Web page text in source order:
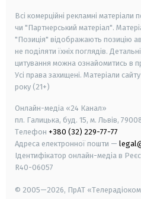
Всі комерційні рекламні
чи "Партнерський матеріал".
"Позиція" відображають позицію
не поділяти їхніх поглядів.
цитування можна ознайомитись в
Усі права захищені. Матеріали
року (21+)
Онлайн-медіа «24 Канал»
пл. Галицька, буд. 15, м. Львів,
Телефон +380 (32) 229-77-77
Адреса електронної пошти —
Ідентифікатор онлайн-медіа в
R40-06057
© 2005—2026, ПрАТ